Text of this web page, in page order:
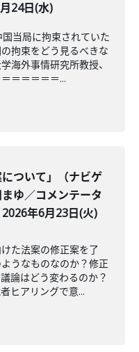
24日(水)
当局に拘束されていた
拘束をどう見るべきな
海外事情研究所教授、
＝＝＝＝＝...
について」（ナビゲ
ゆ／コメンテータ
年6月23日(火)
た法案の修正案を了
うなものなのか？修正
論はどう変わるのか？
ヒアリングで意...